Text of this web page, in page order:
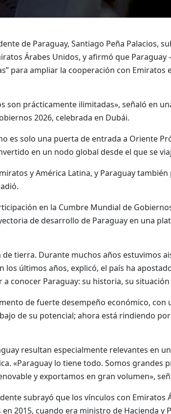
de Paraguay, Santiago Peña Palacios,
Árabes Unidos, y afirmó que
para ampliar la cooperación con Emiratos
son prácticamente ilimitadas», señaló en
2026, celebrada en Dubái.
es solo una puerta de entrada a Oriente
en un nodo global desde el que se
y América Latina, y Paraguay
en la Cumbre Mundial de
de desarrollo de Paraguay en una
tierra. Durante muchos años estuvimos
los últimos años, explicó, el país ha
conocer Paraguay: su historia, su
de fuerte desempeño económico, con
de su potencial; ahora está rindiendo
resultan especialmente relevantes en
«Paraguay lo tiene todo. Somos grandes
y exportamos en gran volumen»,
subrayó que los vínculos con
2015, cuando era ministro de Hacienda y